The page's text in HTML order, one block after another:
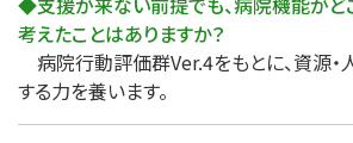
考えたことはありますか？
病院行動評価群Ver.4をもとに、資源・
する力を養います。